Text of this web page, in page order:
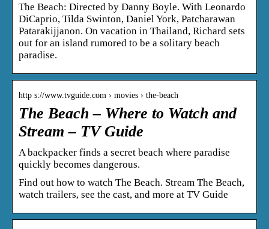
The Beach: Directed by Danny Boyle. With Leonardo
DiCaprio, Tilda Swinton, Daniel York, Patcharawan
Patarakijjanon. On vacation in Thailand, Richard sets
out for an island rumored to be a solitary beach
paradise.
http s://www.tvguide.com › movies › the-beach
The Beach – Where to Watch and
Stream – TV Guide
A backpacker finds a secret beach where paradise
quickly becomes dangerous.
Find out how to watch The Beach. Stream The Beach,
watch trailers, see the cast, and more at TV Guide